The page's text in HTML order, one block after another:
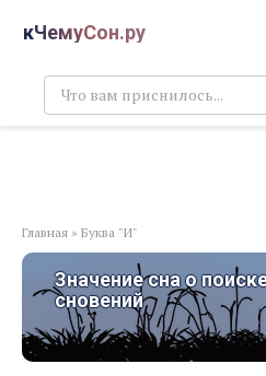
кЧемуСон.ру
Поиск:
Главная » Буква "И"
Значение сна о
сновений